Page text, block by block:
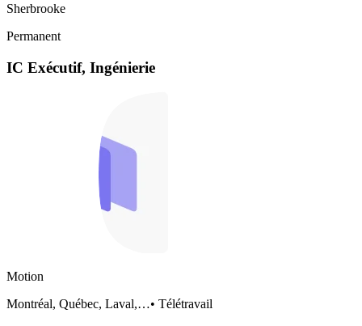
Sherbrooke
Permanent
IC Exécutif, Ingénierie
Motion
Montréal, Québec, Laval,…• Télétravail